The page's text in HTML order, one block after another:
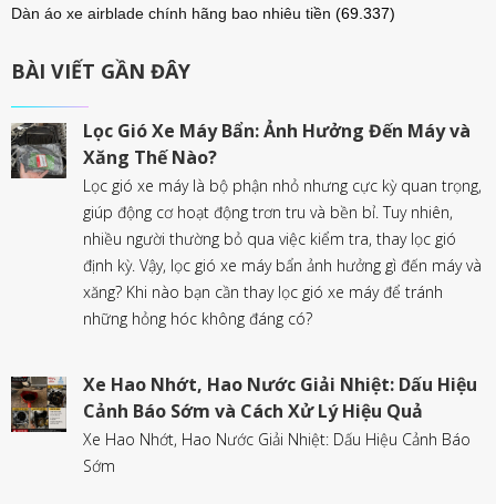
Dàn áo xe airblade chính hãng bao nhiêu tiền (69.337)
BÀI VIẾT GẦN ĐÂY
Lọc Gió Xe Máy Bẩn: Ảnh Hưởng Đến Máy và
Xăng Thế Nào?
Lọc gió xe máy là bộ phận nhỏ nhưng cực kỳ quan trọng,
giúp động cơ hoạt động trơn tru và bền bỉ. Tuy nhiên,
nhiều người thường bỏ qua việc kiểm tra, thay lọc gió
định kỳ. Vậy, lọc gió xe máy bẩn ảnh hưởng gì đến máy và
xăng? Khi nào bạn cần thay lọc gió xe máy để tránh
những hỏng hóc không đáng có?
Xe Hao Nhớt, Hao Nước Giải Nhiệt: Dấu Hiệu
Cảnh Báo Sớm và Cách Xử Lý Hiệu Quả
Xe Hao Nhớt, Hao Nước Giải Nhiệt: Dấu Hiệu Cảnh Báo
Sớm